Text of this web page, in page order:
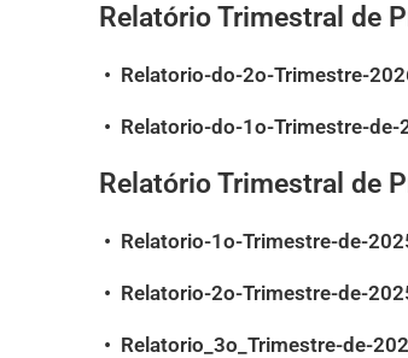
Relatório Trimestral de
• Relatorio-do-2o-Trimestre-
• Relatorio-do-1o-Trimestre-
Relatório Trimestral de
• Relatorio-1o-Trimestre-de-
• Relatorio-2o-Trimestre-de-
• Relatorio_3o_Trimestre-de-